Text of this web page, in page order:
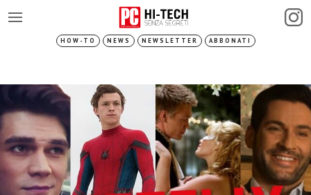
HOW-TO NEWS NEWSLETTER ABBONATI